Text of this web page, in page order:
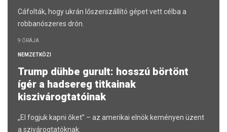
Cáfolták, hogy ukrán lőszerszállító gépet vett célba a
robbanószeres drón.
9 ÓRÁJA
NEMZETKÖZI
Trump dühbe gurult: hosszú börtönt
ígér a hadsereg titkainak
kiszivárogtatóinak
„El fogjuk kapni őket” – az amerikai elnök keményen üzent
a szivárogtatóknak.